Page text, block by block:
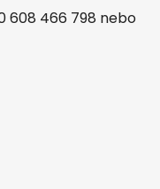
608 466 798 nebo